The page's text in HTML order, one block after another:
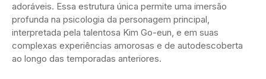
adoráveis. Essa estrutura única permite uma imersão
profunda na psicologia da personagem principal,
interpretada pela talentosa Kim Go-eun, e em suas
complexas experiências amorosas e de autodescoberta
ao longo das temporadas anteriores.